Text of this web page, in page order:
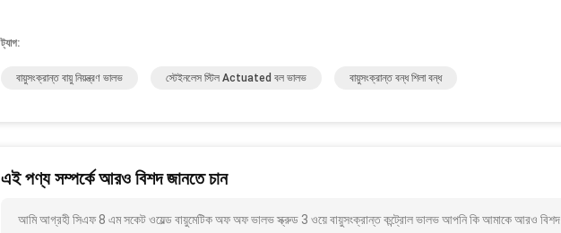
ট্যাগ:
বায়ুসংক্রান্ত বায়ু নিয়ন্ত্রণ ভালভ স্টেইনলেস স্টিল Actuated বল ভালভ বায়ুসংক্রান্ত বন্ধ শিলা বন্ধ
এই পণ্য সম্পর্কে আরও বিশদ জানতে চান
আমি আগ্রহী সিএফ 8 এম সকেট ওয়েল্ড বায়ুমেটিক অফ অফ ভালভ স্ক্রুড 3 ওয়ে বায়ুসংক্রান্ত কন্ট্রোল ভালভ আপনি কি আমাকে আরও বিশদ